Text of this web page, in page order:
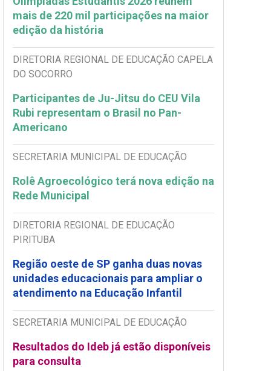
mais de 220 mil participações na maior
edição da história
DIRETORIA REGIONAL DE EDUCAÇÃO CAPELA
DO SOCORRO
Participantes de Ju-Jitsu do CEU Vila
Rubi representam o Brasil no Pan-
Americano
SECRETARIA MUNICIPAL DE EDUCAÇÃO
Rolê Agroecológico terá nova edição na
Rede Municipal
DIRETORIA REGIONAL DE EDUCAÇÃO
PIRITUBA
Região oeste de SP ganha duas novas
unidades educacionais para ampliar o
atendimento na Educação Infantil
SECRETARIA MUNICIPAL DE EDUCAÇÃO
Resultados do Ideb já estão disponíveis
para consulta